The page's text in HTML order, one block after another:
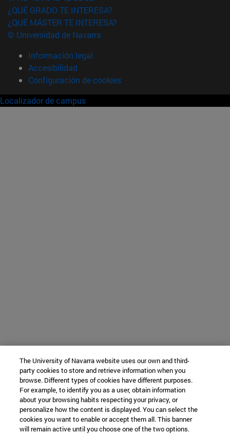
¿QUÉ GRADO TE INTERESA?
¿QUÉ MÁSTER TE INTERESA?
© Universidad de Navarra
Información legal
Accesibilidad
Configuración de cookies
Localizador de campus
The University of Navarra website uses our own and third-
party cookies to store and retrieve information when you
browse. Different types of cookies have different purposes.
For example, to identify you as a user, obtain information
about your browsing habits respecting your privacy, or
personalize how the content is displayed. You can select the
cookies you want to enable or accept them all. This banner
will remain active until you choose one of the two options.